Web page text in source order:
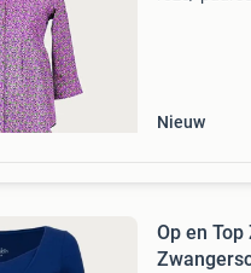
Nieuw
Op en